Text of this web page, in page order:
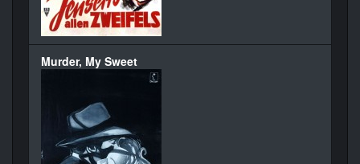
Murder, My Sweet